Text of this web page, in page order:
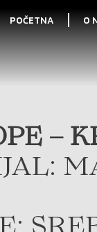
POČETNA O
–